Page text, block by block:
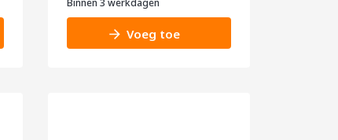
Binnen 3 werkdagen
Voeg toe